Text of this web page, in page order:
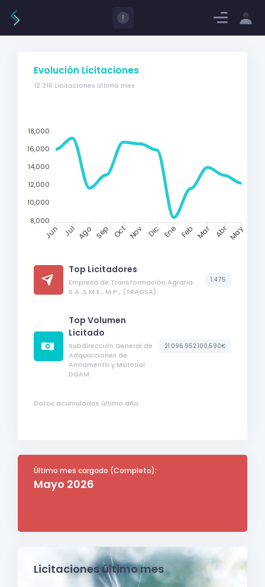
Regístrate
Evolución Licitaciones
12.316 Licitaciones último mes
Jun Jul Ago Sep Oct Nov Dic Ene Feb Mar Abr May
18,000
16,000
14,000
12,000
10,000
8,000
Top Licitadores
Empresa de Transformación Agraria
S.A.,S.M.E., M.P., (TRAGSA)
1.475
Top Volumen
Licitado
Subdirección General de
Adquisiciones de
Armamento y Material
DGAM
21.096.952.100,590€
Datos acumulados último año
Último mes cargado (Completo):
Mayo 2026
Licitaciones último mes